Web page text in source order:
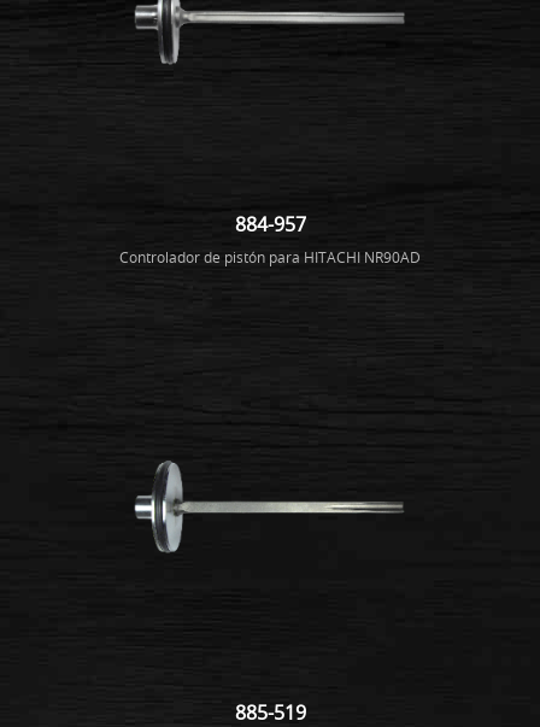
884-957
Controlador de pistón para HITACHI NR90AD
885-519